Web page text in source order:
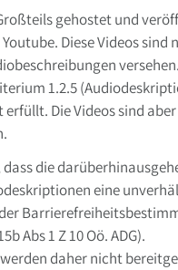
gehostet und
Diese Videos sind
1.2.5
Die Videos sind
die
eine
Abs 1 Z 10 Oö. ADG).
daher nicht